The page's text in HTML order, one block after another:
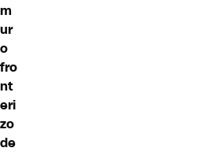
m
ur
o
fro
nt
eri
zo
de